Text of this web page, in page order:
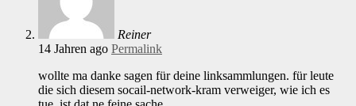
Reiner
14 Jahren ago Permalink
wollte ma danke sagen für deine linksammlungen. für leute
die sich diesem socail-network-kram verweiger, wie ich es